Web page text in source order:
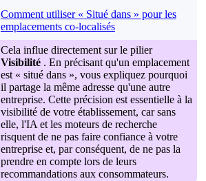
Comment utiliser « Situé dans » pour les
emplacements co-localisés
Cela influe directement sur le pilier
Visibilité. En précisant qu'un emplacement
est « situé dans », vous expliquez pourquoi
il partage la même adresse qu'une autre
entreprise. Cette précision est essentielle à la
visibilité de votre établissement, car sans
elle, l'IA et les moteurs de recherche
risquent de ne pas faire confiance à votre
entreprise et, par conséquent, de ne pas la
prendre en compte lors de leurs
recommandations aux consommateurs.